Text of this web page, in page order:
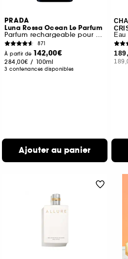
PRADA
Luna Rossa Ocean Le Parfum
Parfum rechargeable pour homme au sillage boisé
871
À partir de 142,00€
284,00€ / 100ml
3 contenances disponibles
Ajouter au panier